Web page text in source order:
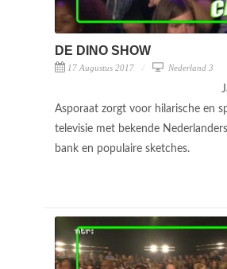
DE DINO SHOW
17 Augustus 2017 Nederland 3
Asporaat zorgt voor hilarische en
televisie met bekende
bank en populaire sketches.